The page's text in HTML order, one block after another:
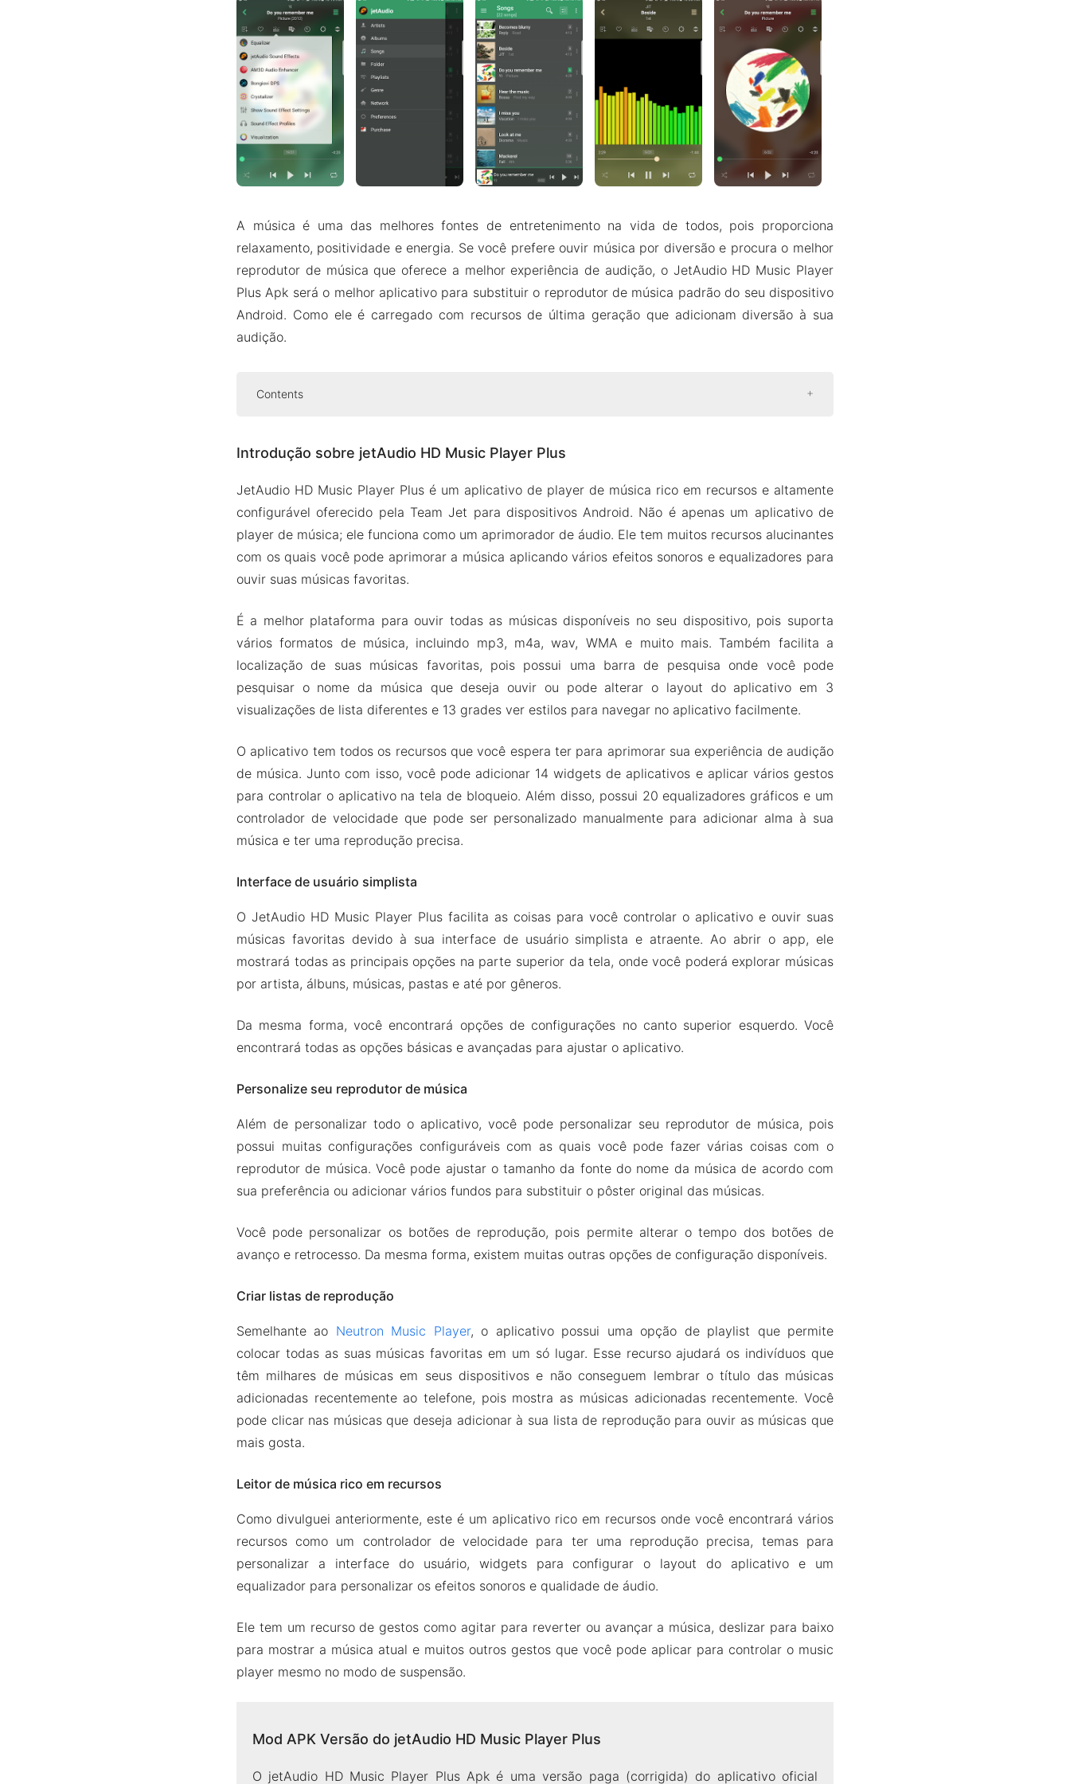
A música é uma das melhores fontes de entretenimento na vida de todos, pois proporciona
relaxamento, positividade e energia. Se você prefere ouvir música por diversão e procura o melhor
reprodutor de música que oferece a melhor experiência de audição, o JetAudio HD Music Player
Plus Apk será o melhor aplicativo para substituir o reprodutor de música padrão do seu dispositivo
Android. Como ele é carregado com recursos de última geração que adicionam diversão à sua
audição.
Contents
Interface de usuário simplista
Criar listas de reprodução
Leitor de música rico em recursos
Mod APK Versão do jetAudio HD Music Player Plus
Recursos do Mod
Introdução sobre jetAudio HD Music Player Plus
JetAudio HD Music Player Plus é um aplicativo de player de música rico em recursos e altamente
configurável oferecido pela Team Jet para dispositivos Android. Não é apenas um aplicativo de
player de música; ele funciona como um aprimorador de áudio. Ele tem muitos recursos alucinantes
com os quais você pode aprimorar a música aplicando vários efeitos sonoros e equalizadores para
ouvir suas músicas favoritas.
É a melhor plataforma para ouvir todas as músicas disponíveis no seu dispositivo, pois suporta
vários formatos de música, incluindo mp3, m4a, wav, WMA e muito mais. Também facilita a
localização de suas músicas favoritas, pois possui uma barra de pesquisa onde você pode
pesquisar o nome da música que deseja ouvir ou pode alterar o layout do aplicativo em 3
visualizações de lista diferentes e 13 grades ver estilos para navegar no aplicativo facilmente.
O aplicativo tem todos os recursos que você espera ter para aprimorar sua experiência de audição
de música. Junto com isso, você pode adicionar 14 widgets de aplicativos e aplicar vários gestos
para controlar o aplicativo na tela de bloqueio. Além disso, possui 20 equalizadores gráficos e um
controlador de velocidade que pode ser personalizado manualmente para adicionar alma à sua
música e ter uma reprodução precisa.
Interface de usuário simplista
O JetAudio HD Music Player Plus facilita as coisas para você controlar o aplicativo e ouvir suas
músicas favoritas devido à sua interface de usuário simplista e atraente. Ao abrir o app, ele
mostrará todas as principais opções na parte superior da tela, onde você poderá explorar músicas
por artista, álbuns, músicas, pastas e até por gêneros.
Da mesma forma, você encontrará opções de configurações no canto superior esquerdo. Você
encontrará todas as opções básicas e avançadas para ajustar o aplicativo.
Personalize seu reprodutor de música
Além de personalizar todo o aplicativo, você pode personalizar seu reprodutor de música, pois
possui muitas configurações configuráveis com as quais você pode fazer várias coisas com o
reprodutor de música. Você pode ajustar o tamanho da fonte do nome da música de acordo com
sua preferência ou adicionar vários fundos para substituir o pôster original das músicas.
Você pode personalizar os botões de reprodução, pois permite alterar o tempo dos botões de
avanço e retrocesso. Da mesma forma, existem muitas outras opções de configuração disponíveis.
Criar listas de reprodução
Semelhante ao Neutron Music Player, o aplicativo possui uma opção de playlist que permite
colocar todas as suas músicas favoritas em um só lugar. Esse recurso ajudará os indivíduos que
têm milhares de músicas em seus dispositivos e não conseguem lembrar o título das músicas
adicionadas recentemente ao telefone, pois mostra as músicas adicionadas recentemente. Você
pode clicar nas músicas que deseja adicionar à sua lista de reprodução para ouvir as músicas que
mais gosta.
Leitor de música rico em recursos
Como divulguei anteriormente, este é um aplicativo rico em recursos onde você encontrará vários
recursos como um controlador de velocidade para ter uma reprodução precisa, temas para
personalizar a interface do usuário, widgets para configurar o layout do aplicativo e um
equalizador para personalizar os efeitos sonoros e qualidade de áudio.
Ele tem um recurso de gestos como agitar para reverter ou avançar a música, deslizar para baixo
para mostrar a música atual e muitos outros gestos que você pode aplicar para controlar o music
player mesmo no modo de suspensão.
Mod APK Versão do jetAudio HD Music Player Plus
O jetAudio HD Music Player Plus Apk é uma versão paga (corrigida) do aplicativo oficial